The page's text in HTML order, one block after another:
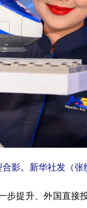
影。新华社发（张
提升、外国直接